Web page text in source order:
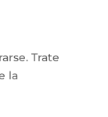
Trate
la